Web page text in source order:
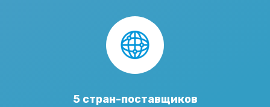
5 стран-поставщиков